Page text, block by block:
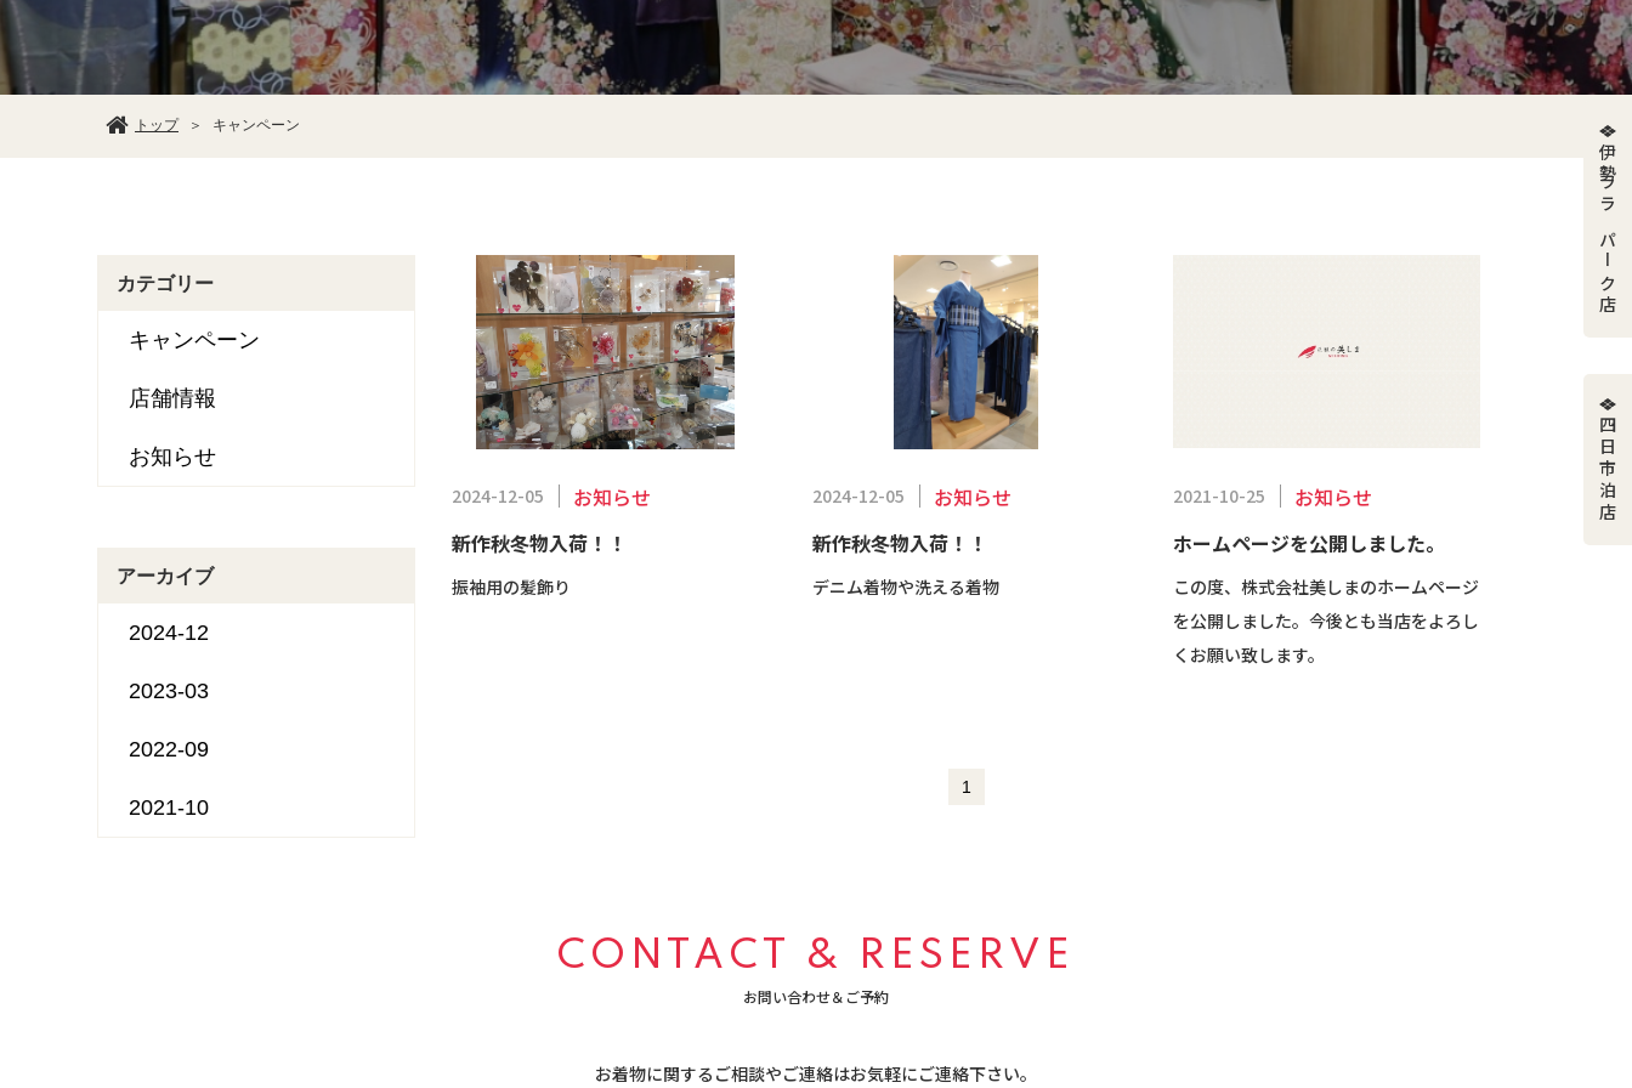
伊勢ララパーク店
四日市泊店
トップ ＞ キャンペーン
カテゴリー
キャンペーン
店舗情報
お知らせ
アーカイブ
2024-12
2023-03
2022-09
2021-10
2024-12-05 お知らせ
新作秋冬物入荷！！
振袖用の髪飾り
2024-12-05 お知らせ
新作秋冬物入荷！！
デニム着物や洗える着物
2021-10-25 お知らせ
ホームページを公開しました。
この度、株式会社美しまのホームページ
を公開しました。今後とも当店をよろし
くお願い致します。
1
CONTACT & RESERVE
お問い合わせ＆ご予約
お着物に関するご相談やご連絡は​​​​​​​お気軽にご連絡下さい。